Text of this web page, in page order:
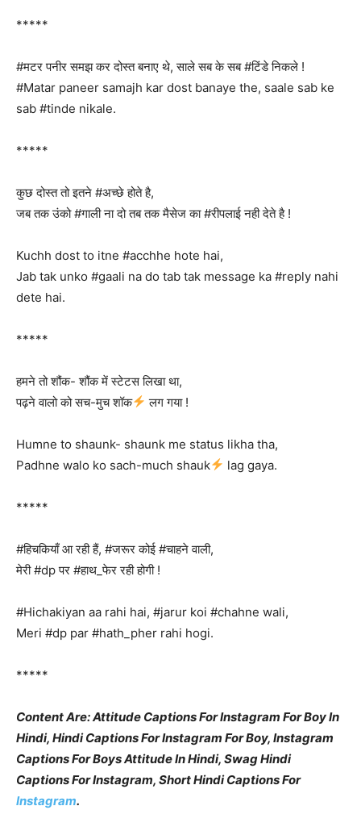
*****
#मटर पनीर समझ कर दोस्त बनाए थे, साले सब के सब #टिंडे निकले !
#Matar paneer samajh kar dost banaye the, saale sab ke
sab #tinde nikale.
*****
कुछ दोस्त तो इतने #अच्छे होते है,
जब तक उंको #गाली ना दो तब तक मैसेज का #रीपलाई नही देते है !
Kuchh dost to itne #acchhe hote hai,
Jab tak unko #gaali na do tab tak message ka #reply nahi
dete hai.
*****
हमने तो शौंक- शौंक में स्टेटस लिखा था,
पढ़ने वालो को सच-मुच शॉक
लग गया !
Humne to shaunk- shaunk me status likha tha,
Padhne walo ko sach-much shauk
lag gaya.
*****
#हिचकियाँ आ रही हैं, #जरूर कोई #चाहने वाली,
मेरी #dp पर #हाथ_फेर रही होगी !
#Hichakiyan aa rahi hai, #jarur koi #chahne wali,
Meri #dp par #hath_pher rahi hogi.
*****
Content Are: Attitude Captions For Instagram For Boy In
Hindi, Hindi Captions For Instagram For Boy, Instagram
Captions For Boys Attitude In Hindi, Swag Hindi
Captions For Instagram, Short Hindi Captions For
Instagram.